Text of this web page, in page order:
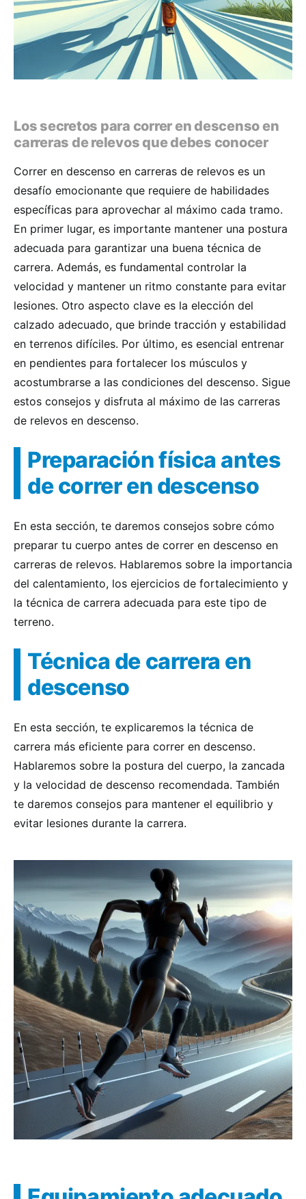
Los secretos para correr en descenso en
carreras de relevos que debes conocer
Correr en descenso en carreras de relevos es un
desafío emocionante que requiere de habilidades
específicas para aprovechar al máximo cada tramo.
En primer lugar, es importante mantener una postura
adecuada para garantizar una buena técnica de
carrera. Además, es fundamental controlar la
velocidad y mantener un ritmo constante para evitar
lesiones. Otro aspecto clave es la elección del
calzado adecuado, que brinde tracción y estabilidad
en terrenos difíciles. Por último, es esencial entrenar
en pendientes para fortalecer los músculos y
acostumbrarse a las condiciones del descenso. Sigue
estos consejos y disfruta al máximo de las carreras
de relevos en descenso.
Preparación física antes
de correr en descenso
En esta sección, te daremos consejos sobre cómo
preparar tu cuerpo antes de correr en descenso en
carreras de relevos. Hablaremos sobre la importancia
del calentamiento, los ejercicios de fortalecimiento y
la técnica de carrera adecuada para este tipo de
terreno.
Técnica de carrera en
descenso
En esta sección, te explicaremos la técnica de
carrera más eficiente para correr en descenso.
Hablaremos sobre la postura del cuerpo, la zancada
y la velocidad de descenso recomendada. También
te daremos consejos para mantener el equilibrio y
evitar lesiones durante la carrera.